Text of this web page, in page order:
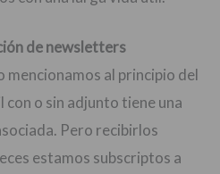
de newsletters
mencionamos al principio del
o sin adjunto tiene una
Pero recibirlos
estamos subscriptos a